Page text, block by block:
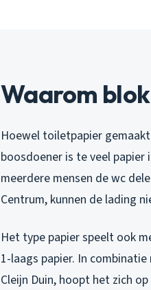
Waarom
Hoewel toiletpapier
boosdoener is te veel papier
meerdere mensen de wc
Centrum, kunnen de lading
Het type papier speelt ook
1-laags papier. In
Cleijn Duin, hoopt het zich